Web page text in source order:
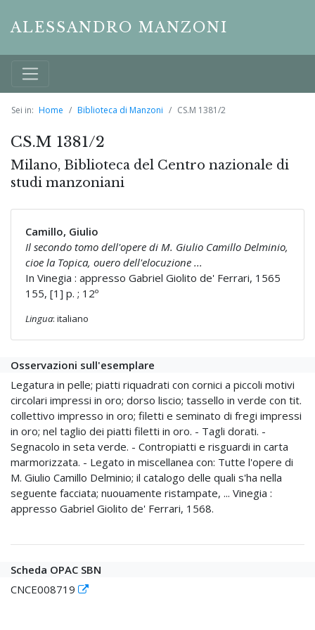
ALESSANDRO MANZONI
Sei in: Home Biblioteca di Manzoni CS.M 1381/2
CS.M 1381/2
Milano, Biblioteca del Centro nazionale di
studi manzoniani
Camillo, Giulio
Il secondo tomo dell'opere di M. Giulio Camillo Delminio,
cioe la Topica, ouero dell'elocuzione ...
In Vinegia : appresso Gabriel Giolito de' Ferrari, 1565
155, [1] p. ; 12º
Lingua: italiano
Osservazioni sull'esemplare
Legatura in pelle; piatti riquadrati con cornici a piccoli motivi
circolari impressi in oro; dorso liscio; tassello in verde con tit.
collettivo impresso in oro; filetti e seminato di fregi impressi
in oro; nel taglio dei piatti filetti in oro. - Tagli dorati. -
Segnacolo in seta verde. - Contropiatti e risguardi in carta
marmorizzata. - Legato in miscellanea con: Tutte l'opere di
M. Giulio Camillo Delminio; il catalogo delle quali s'ha nella
seguente facciata; nuouamente ristampate, ... Vinegia :
appresso Gabriel Giolito de' Ferrari, 1568.
Scheda OPAC SBN
CNCE008719